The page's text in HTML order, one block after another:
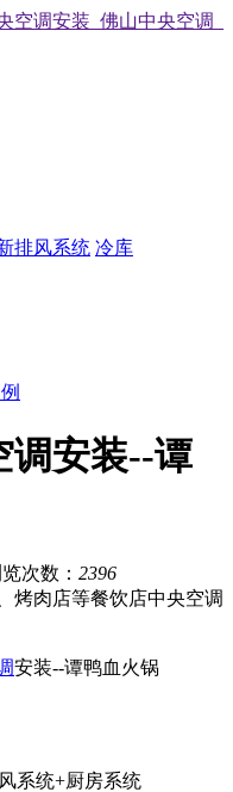
排风系统 冷库
调安装--谭
次数： 2396
烤肉店等餐饮店中央空调
安装--谭鸭血火锅
系统+厨房系统